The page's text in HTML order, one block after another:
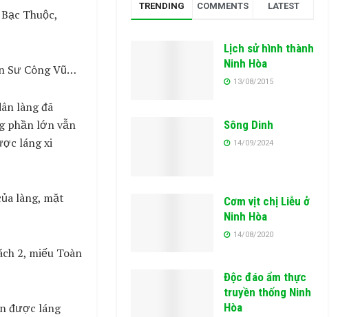
Thuộc,
Sư Công Vũ…
làng đã
phần lớn vẫn
láng xi
làng, mặt
2, miếu Toàn
được láng
TRENDING COMMENTS LATEST
Lịch sử hình thành
Ninh Hòa
13/08/2015
Sông Dinh
14/09/2024
Cơm vịt chị Liễu ở
Ninh Hòa
14/08/2020
Độc đáo ẩm thực
truyền thống Ninh
Hòa